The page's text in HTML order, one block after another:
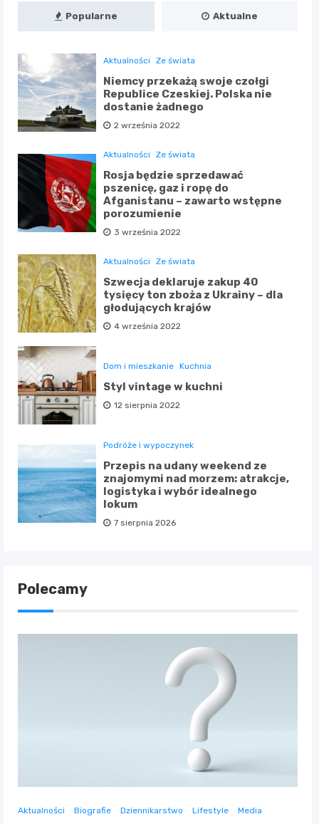
Popularne Aktualne
Aktualności Ze świata
Niemcy przekażą swoje czołgi
Republice Czeskiej. Polska nie
dostanie żadnego
2 września 2022
Aktualności Ze świata
Rosja będzie sprzedawać
pszenicę, gaz i ropę do
Afganistanu – zawarto wstępne
porozumienie
3 września 2022
Aktualności Ze świata
Szwecja deklaruje zakup 40
tysięcy ton zboża z Ukrainy – dla
głodujących krajów
4 września 2022
Dom i mieszkanie Kuchnia
Styl vintage w kuchni
12 sierpnia 2022
Podróże i wypoczynek
Przepis na udany weekend ze
znajomymi nad morzem: atrakcje,
logistyka i wybór idealnego
lokum
7 sierpnia 2026
Polecamy
Aktualności Biografie Dziennikarstwo Lifestyle Media